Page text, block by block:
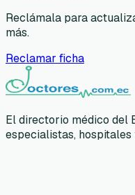
Reclámala para
más.
Reclamar ficha
El directorio médico del
especialistas,